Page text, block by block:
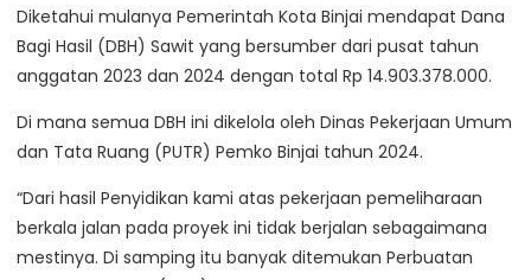
Diketahui mulanya Pemerintah Kota Binjai mendapat Dana
Bagi Hasil (DBH) Sawit yang bersumber dari pusat tahun
anggatan 2023 dan 2024 dengan total Rp 14.903.378.000.
Di mana semua DBH ini dikelola oleh Dinas Pekerjaan Umum
dan Tata Ruang (PUTR) Pemko Binjai tahun 2024.
“Dari hasil Penyidikan kami atas pekerjaan pemeliharaan
berkala jalan pada proyek ini tidak berjalan sebagaimana
mestinya. Di samping itu banyak ditemukan Perbuatan